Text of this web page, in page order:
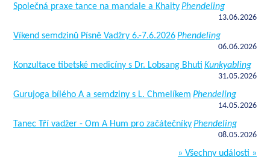
Společná praxe tance na mandale a KhaityPhendeling
13.06.2026
Víkend semdzinů Písně Vadžry 6.-7.6.2026Phendeling
06.06.2026
Konzultace tibetské medicíny s Dr. Lobsang Bhuti Kunkyabling
31.05.2026
Gurujoga bílého A a semdziny s L. Chmelíkem Phendeling
14.05.2026
Tanec Tří vadžer - Om A Hum pro začátečníkyPhendeling
08.05.2026
» Všechny události »